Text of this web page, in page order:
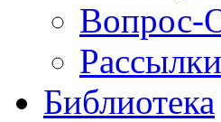
Вопрос-
Библиотека